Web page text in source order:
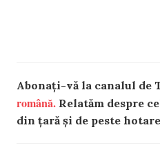
Abonați-vă la canalul de
română. Relatăm despre
din țară și de peste